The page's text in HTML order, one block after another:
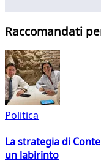
Raccomandati
Politica
La strategia di
un labirinto